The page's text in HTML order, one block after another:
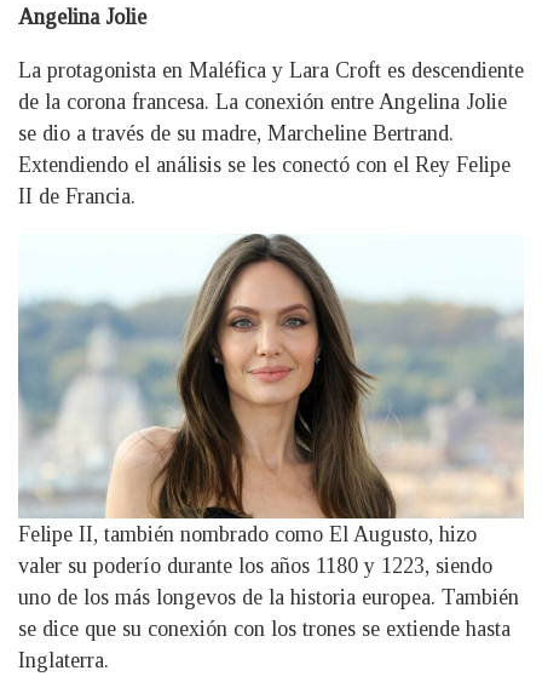
Angelina Jolie
La protagonista en Maléfica y Lara Croft es descendiente
de la corona francesa. La conexión entre Angelina Jolie
se dio a través de su madre, Marcheline Bertrand.
Extendiendo el análisis se les conectó con el Rey Felipe
II de Francia.
Felipe II, también nombrado como El Augusto, hizo
valer su poderío durante los años 1180 y 1223, siendo
uno de los más longevos de la historia europea. También
se dice que su conexión con los trones se extiende hasta
Inglaterra.